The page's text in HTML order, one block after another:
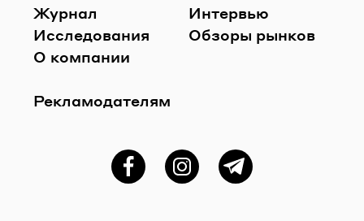
Журнал
Исследования
О компании
Рекламодателям
Интервью
Обзоры рынков
ФейсбукInstagramTelegram